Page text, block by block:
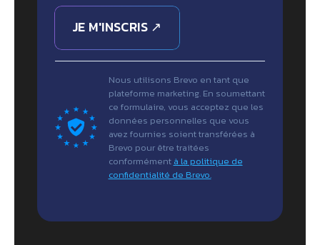
JE M'INSCRIS ↗
Nous utilisons Brevo en tant que
plateforme marketing. En soumettant
ce formulaire, vous acceptez que les
données personnelles que vous
avez fournies soient transférées à
Brevo pour être traitées
conformément à la politique de
confidentialité de Brevo.